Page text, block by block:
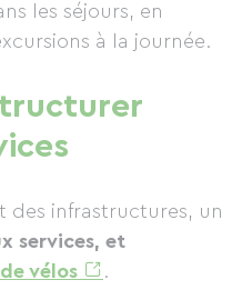
les séjours, en
à la journée.
des infrastructures, un
services, et
vélos
.